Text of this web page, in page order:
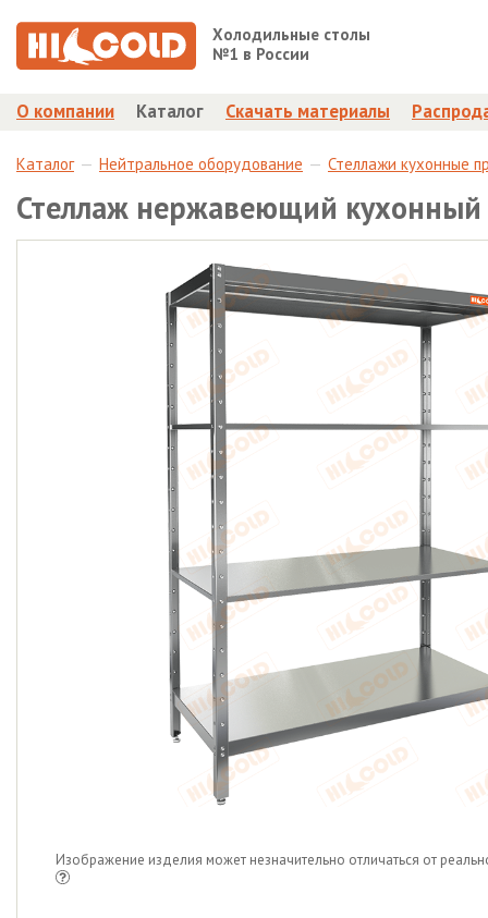
Холодильные столы
№1 в России
О компании Каталог Скачать материалы
Каталог Нейтральное оборудование Стеллажи кухонные
Стеллаж нержавеющий
Изображение изделия может незначительно отличаться от